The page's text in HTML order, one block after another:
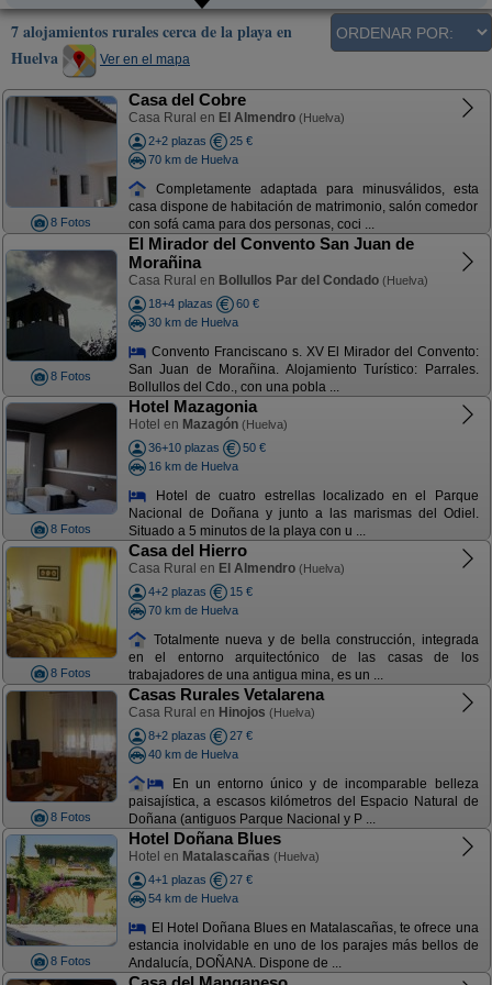
7 alojamientos rurales cerca de la playa en
Huelva
Ver en el mapa
8 Fotos
Casa del Cobre
Casa Rural en El Almendro (Huelva)
2+2 plazas
25 €
70 km de Huelva
Completamente adaptada para minusválidos, esta
casa dispone de habitación de matrimonio, salón comedor
con sofá cama para dos personas, coci ...
8 Fotos
El Mirador del Convento San Juan de
Morañina
Casa Rural en Bollullos Par del Condado (Huelva)
18+4 plazas
60 €
30 km de Huelva
Convento Franciscano s. XV El Mirador del Convento:
San Juan de Morañina. Alojamiento Turístico: Parrales.
Bollullos del Cdo., con una pobla ...
8 Fotos
Hotel Mazagonia
Hotel en Mazagón (Huelva)
36+10 plazas
50 €
16 km de Huelva
Hotel de cuatro estrellas localizado en el Parque
Nacional de Doñana y junto a las marismas del Odiel.
Situado a 5 minutos de la playa con u ...
8 Fotos
Casa del Hierro
Casa Rural en El Almendro (Huelva)
4+2 plazas
15 €
70 km de Huelva
Totalmente nueva y de bella construcción, integrada
en el entorno arquitectónico de las casas de los
trabajadores de una antigua mina, es un ...
8 Fotos
Casas Rurales Vetalarena
Casa Rural en Hinojos (Huelva)
8+2 plazas
27 €
40 km de Huelva
En un entorno único y de incomparable belleza
paisajística, a escasos kilómetros del Espacio Natural de
Doñana (antiguos Parque Nacional y P ...
8 Fotos
Hotel Doñana Blues
Hotel en Matalascañas (Huelva)
4+1 plazas
27 €
54 km de Huelva
El Hotel Doñana Blues en Matalascañas, te ofrece una
estancia inolvidable en uno de los parajes más bellos de
Andalucía, DOÑANA. Dispone de ...